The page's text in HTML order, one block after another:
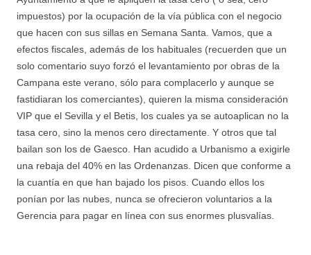
impuestos) por la ocupación de la vía pública con el negocio
que hacen con sus sillas en Semana Santa. Vamos, que a
efectos fiscales, además de los habituales (recuerden que un
solo comentario suyo forzó el levantamiento por obras de la
Campana este verano, sólo para complacerlo y aunque se
fastidiaran los comerciantes), quieren la misma consideración
VIP que el Sevilla y el Betis, los cuales ya se autoaplican no la
tasa cero, sino la menos cero directamente. Y otros que tal
bailan son los de Gaesco. Han acudido a Urbanismo a exigirle
una rebaja del 40% en las Ordenanzas. Dicen que conforme a
la cuantía en que han bajado los pisos. Cuando ellos los
ponían por las nubes, nunca se ofrecieron voluntarios a la
Gerencia para pagar en línea con sus enormes plusvalías.